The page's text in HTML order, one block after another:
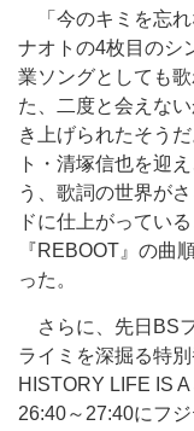
「今のキミを忘れ
ナオトの4枚目のシ
業ソングとしても
た、二度と会えな
き上げられたそう
ト・清塚信也を迎
う、歌詞の世界が
ドに仕上がってい
『REBOOT』の曲
った。
さらに、先日BS
ライミを深掘る特
HISTORY LIFE IS
26:40～27:40にフ